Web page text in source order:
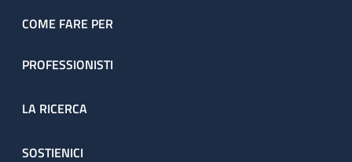
COME FARE PER
PROFESSIONISTI
LA RICERCA
SOSTIENICI